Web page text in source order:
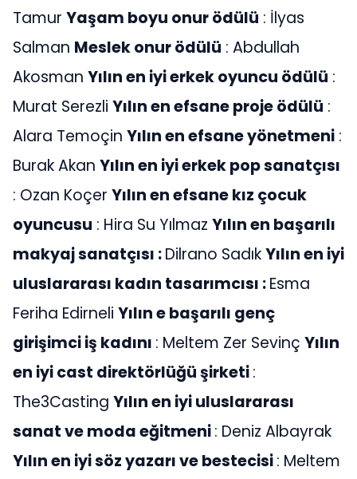
Tamur Yaşam boyu onur ödülü : İlyas
Salman Meslek onur ödülü : Abdullah
Akosman Yılın en iyi erkek oyuncu ödülü :
Murat Serezli Yılın en efsane proje ödülü :
Alara Temoçin Yılın en efsane yönetmeni :
Burak Akan Yılın en iyi erkek pop sanatçısı
: Ozan Koçer Yılın en efsane kız çocuk
oyuncusu : Hira Su Yılmaz Yılın en başarılı
makyaj sanatçısı :Dilrano SadıkYılın en iyi
uluslararası kadın tasarımcısı :Esma
Feriha Edirneli Yılın e başarılı genç
girişimci iş kadını : Meltem Zer Sevinç Yılın
en iyi cast direktörlüğü şirketi:
The3Casting Yılın en iyi uluslararası
sanat ve moda eğitmeni: Deniz Albayrak
Yılın en iyi söz yazarı ve bestecisi: Meltem